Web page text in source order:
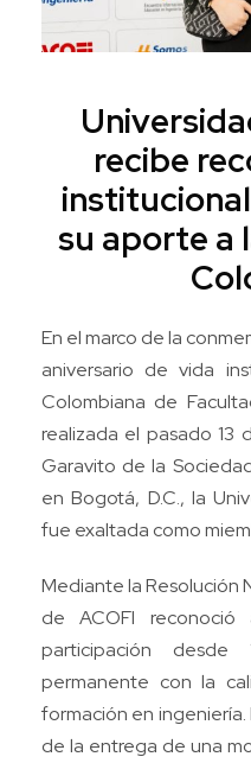
recibe
su aporte a
En el marco de la
aniversario de vida
Colombiana de
realizada el pasado 13
Garavito de la
en Bogotá, D.C., la
fue exaltada como
Mediante la Resolución
de ACOFI
participación
permanente con la
formación en
de la entrega de una